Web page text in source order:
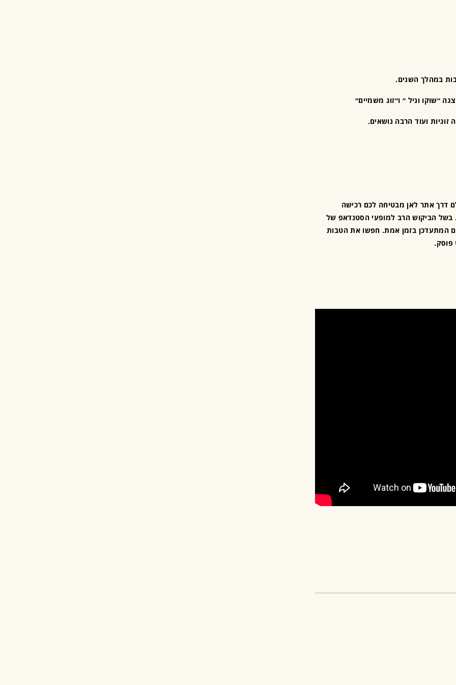
במהלך השנים.
וניל ״ ו״זוג משמיים״
ועוד הרבה נושאים.
דרך אתר לאן מבטיחה לכם רכישה
בשל הביקוש הרב למופעי הסטנדאפ של
המתעדכן בזמן אמת. חפשו את הטבות